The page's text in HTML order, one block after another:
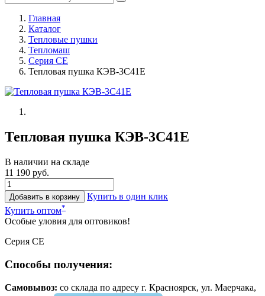
Главная
Каталог
Тепловые пушки
Тепломаш
Серия СЕ
Тепловая пушка КЭВ-3С41Е
Тепловая пушка КЭВ-3С41Е
В наличии на складе
11 190 руб.
Добавить в корзину
Купить в один клик
Купить оптом*
Особые уловия для оптовиков!
Серия CE
Способы получения:
Самовывоз: cо склада по адресу г. Красноярск, ул. Маерчака,